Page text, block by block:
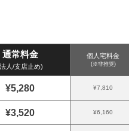
通常料金
人/支店止め)
個人宅料金
(※非推奨)
¥5,280 ¥7,810
¥3,520 ¥6,160